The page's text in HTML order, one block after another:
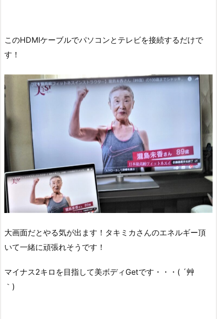
このHDMIケーブルでパソコンとテレビを接続するだけで
す！
大画面だとやる気が出ます！タキミカさんのエネルギー頂
いて一緒に頑張れそうです！
マイナス2キロを目指して美ボディGetです・・・( ´艸
｀)